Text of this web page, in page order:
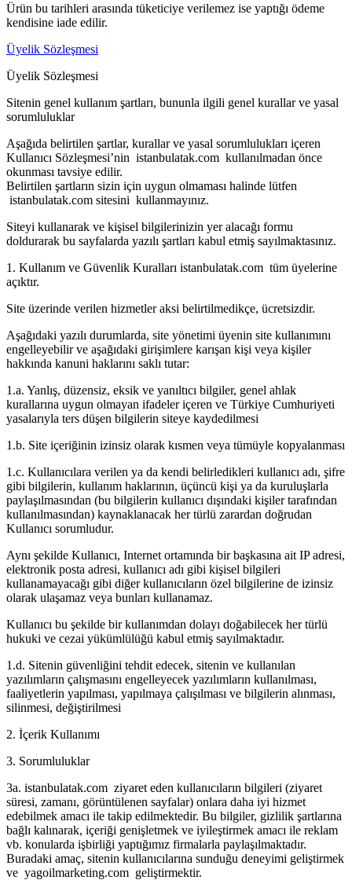
Ürün bu tarihleri arasında tüketiciye verilemez ise yaptığı ödeme
kendisine iade edilir.
Üyelik Sözleşmesi
Üyelik Sözleşmesi
Sitenin genel kullanım şartları, bununla ilgili genel kurallar ve yasal
sorumluluklar
Aşağıda belirtilen şartlar, kurallar ve yasal sorumlulukları içeren
Kullanıcı Sözleşmesi’nin istanbulatak.com kullanılmadan önce
okunması tavsiye edilir.
Belirtilen şartların sizin için uygun olmaması halinde lütfen
istanbulatak.com sitesini kullanmayınız.
Siteyi kullanarak ve kişisel bilgilerinizin yer alacağı formu
doldurarak bu sayfalarda yazılı şartları kabul etmiş sayılmaktasınız.
1. Kullanım ve Güvenlik Kuralları istanbulatak.com tüm üyelerine
açıktır.
Site üzerinde verilen hizmetler aksi belirtilmedikçe, ücretsizdir.
Aşağıdaki yazılı durumlarda, site yönetimi üyenin site kullanımını
engelleyebilir ve aşağıdaki girişimlere karışan kişi veya kişiler
hakkında kanuni haklarını saklı tutar:
1.a. Yanlış, düzensiz, eksik ve yanıltıcı bilgiler, genel ahlak
kurallarına uygun olmayan ifadeler içeren ve Türkiye Cumhuriyeti
yasalarıyla ters düşen bilgilerin siteye kaydedilmesi
1.b. Site içeriğinin izinsiz olarak kısmen veya tümüyle kopyalanması
1.c. Kullanıcılara verilen ya da kendi belirledikleri kullanıcı adı, şifre
gibi bilgilerin, kullanım haklarının, üçüncü kişi ya da kuruluşlarla
paylaşılmasından (bu bilgilerin kullanıcı dışındaki kişiler tarafından
kullanılmasından) kaynaklanacak her türlü zarardan doğrudan
Kullanıcı sorumludur.
Aynı şekilde Kullanıcı, Internet ortamında bir başkasına ait IP adresi,
elektronik posta adresi, kullanıcı adı gibi kişisel bilgileri
kullanamayacağı gibi diğer kullanıcıların özel bilgilerine de izinsiz
olarak ulaşamaz veya bunları kullanamaz.
Kullanıcı bu şekilde bir kullanımdan dolayı doğabilecek her türlü
hukuki ve cezai yükümlülüğü kabul etmiş sayılmaktadır.
1.d. Sitenin güvenliğini tehdit edecek, sitenin ve kullanılan
yazılımların çalışmasını engelleyecek yazılımların kullanılması,
faaliyetlerin yapılması, yapılmaya çalışılması ve bilgilerin alınması,
silinmesi, değiştirilmesi
2. İçerik Kullanımı
3. Sorumluluklar
3a. istanbulatak.com ziyaret eden kullanıcıların bilgileri (ziyaret
süresi, zamanı, görüntülenen sayfalar) onlara daha iyi hizmet
edebilmek amacı ile takip edilmektedir. Bu bilgiler, gizlilik şartlarına
bağlı kalınarak, içeriği genişletmek ve iyileştirmek amacı ile reklam
vb. konularda işbirliği yaptığımız firmalarla paylaşılmaktadır.
Buradaki amaç, sitenin kullanıcılarına sunduğu deneyimi geliştirmek
ve yagoilmarketing.com geliştirmektir.